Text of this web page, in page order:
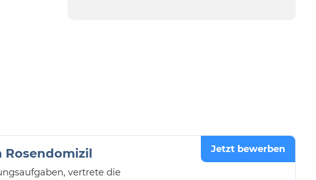
Rosendomizil
vertrete die
Jetzt bewerben